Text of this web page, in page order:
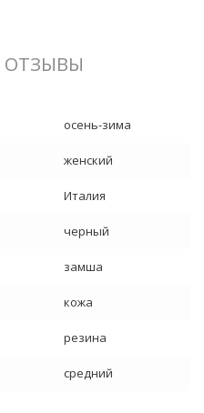
ОТЗЫВЫ
осень-зима
женский
Италия
черный
замша
кожа
резина
средний